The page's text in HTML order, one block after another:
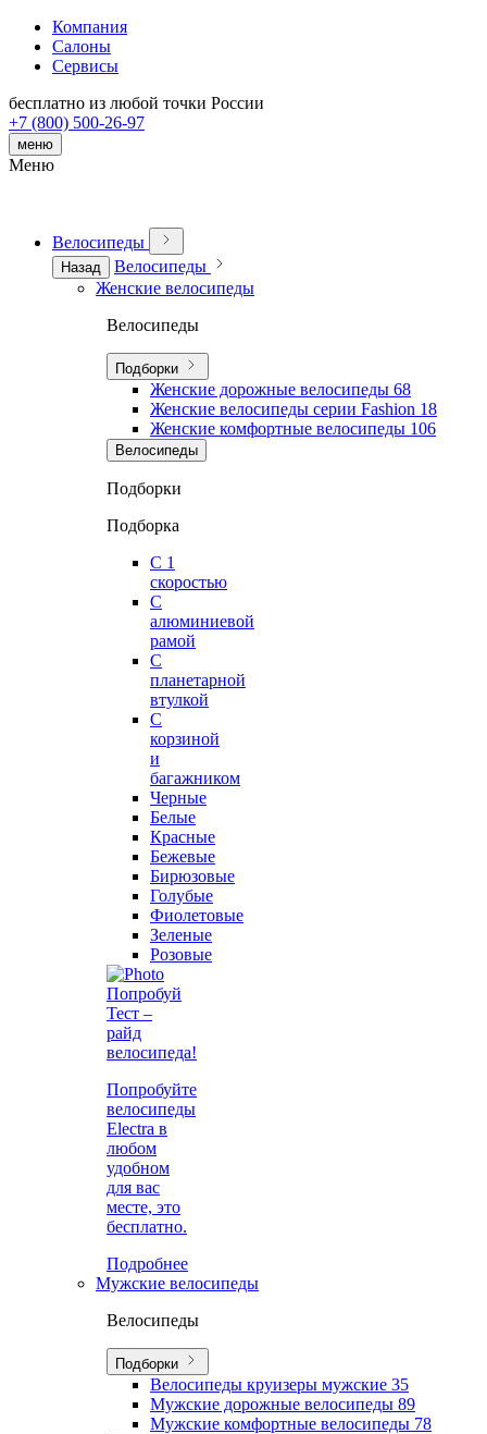
Компания
Салоны
Сервисы
бесплатно из любой точки России
+7 (800) 500-26-97
меню
Меню
Велосипеды
Назад
Велосипеды
Женские велосипеды
Велосипеды
Подборки
Женские дорожные велосипеды 68
Женские велосипеды серии Fashion 18
Женские комфортные велосипеды 106
Велосипеды
Подборки
Подборка
С 1
скоростью
С
алюминиевой
рамой
С
планетарной
втулкой
С
корзиной
и
багажником
Черные
Белые
Красные
Бежевые
Бирюзовые
Голубые
Фиолетовые
Зеленые
Розовые
Попробуй
Тест –
райд
велосипеда!
Попробуйте
велосипеды
Electra в
любом
удобном
для вас
месте, это
бесплатно.
Подробнее
Мужские велосипеды
Велосипеды
Подборки
Велосипеды круизеры мужские 35
Мужские дорожные велосипеды 89
Мужские комфортные велосипеды 78